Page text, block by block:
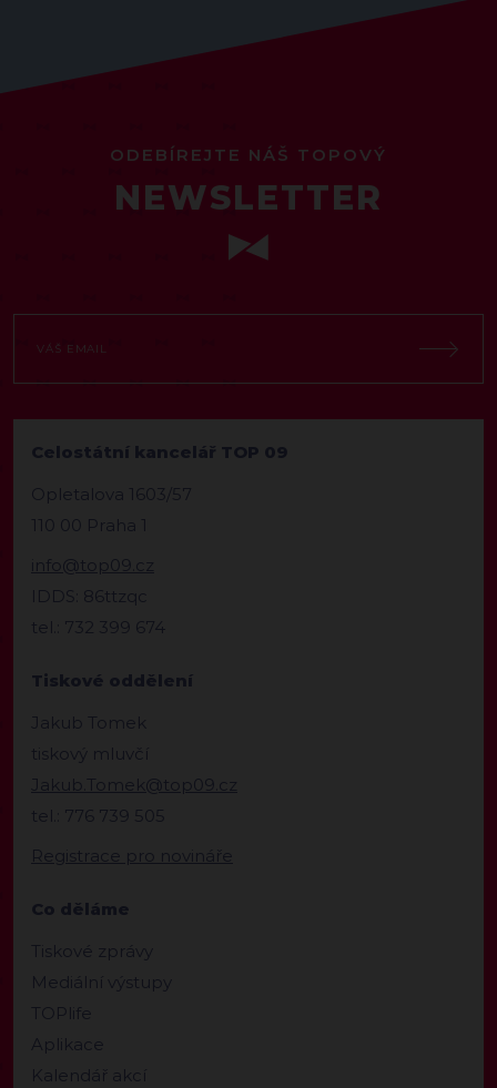
ODEBÍREJTE NÁŠ TOPOVÝ
NEWSLETTER
Celostátní kancelář TOP 09
Opletalova 1603/57
110 00 Praha 1
info@top09.cz
IDDS: 86ttzqc
tel.: 732 399 674
Tiskové oddělení
Jakub Tomek
tiskový mluvčí
Jakub.Tomek@top09.cz
tel.: 776 739 505
Registrace pro novináře
Co děláme
Tiskové zprávy
Mediální výstupy
TOPlife
Aplikace
Kalendář akcí